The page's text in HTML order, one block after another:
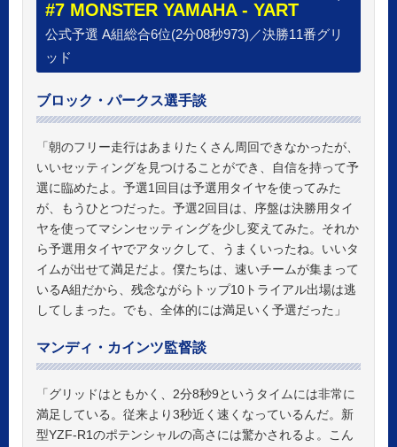
#7 MONSTER YAMAHA - YART
公式予選 A組総合6位(2分08秒973)／決勝11番グリ
ッド
ブロック・パークス選手談
「朝のフリー走行はあまりたくさん周回できなかったが、
いいセッティングを見つけることができ、自信を持って予
選に臨めたよ。予選1回目は予選用タイヤを使ってみた
が、もうひとつだった。予選2回目は、序盤は決勝用タイ
ヤを使ってマシンセッティングを少し変えてみた。それか
ら予選用タイヤでアタックして、うまくいったね。いいタ
イムが出せて満足だよ。僕たちは、速いチームが集まって
いるA組だから、残念ながらトップ10トライアル出場は逃
してしまった。でも、全体的には満足いく予選だった」
マンディ・カインツ監督談
「グリッドはともかく、2分8秒9というタイムには非常に
満足している。従来より3秒近く速くなっているんだ。新
型YZF-R1のポテンシャルの高さには驚かされるよ。こん